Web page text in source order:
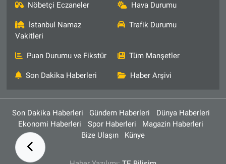
Nöbetçi Eczaneler Hava Durumu
İstanbul Namaz
Vakitleri
Trafik Durumu
Puan Durumu ve Fikstür Tüm Manşetler
Son Dakika Haberleri Haber Arşivi
Son Dakika Haberleri Gündem Haberleri
Dünya Haberleri
Ekonomi Haberleri
Spor Haberleri
Magazin Haberleri
Bize Ulaşın
Künye